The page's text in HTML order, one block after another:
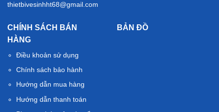
thietbivesinhht68@gmail.com
CHÍNH SÁCH BÁN
HÀNG
Điều khoản sử dụng
Chính sách bảo hành
Hướng dẫn mua hàng
Hướng dẫn thanh toán
BẢN ĐỒ